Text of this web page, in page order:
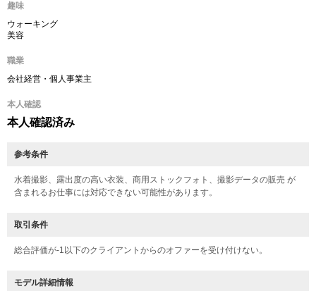
趣味
ウォーキング
美容
職業
会社経営・個人事業主
本人確認
本人確認済み
参考条件
水着撮影、露出度の高い衣装、商用ストックフォト、撮影データの販売 が
含まれるお仕事には対応できない可能性があります。
取引条件
総合評価が-1以下のクライアントからのオファーを受け付けない。
モデル詳細情報